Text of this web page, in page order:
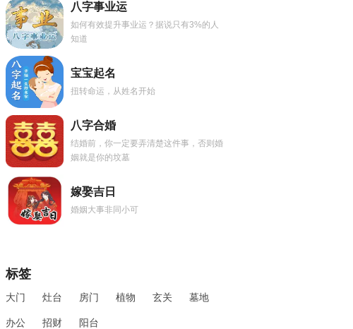
八字事业运
如何有效提升事业运？据说只有3%的人
知道
宝宝起名
扭转命运，从姓名开始
八字合婚
结婚前，你一定要弄清楚这件事，否则婚
姻就是你的坟墓
嫁娶吉日
婚姻大事非同小可
标签
大门 灶台 房门 植物 玄关 墓地
办公 招财 阳台